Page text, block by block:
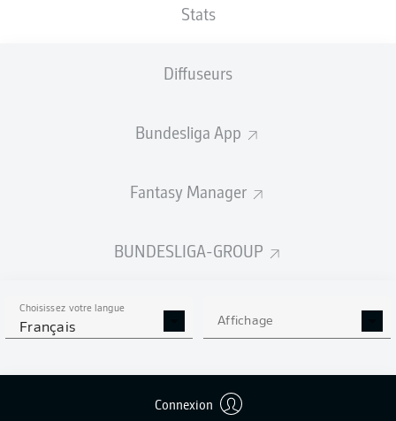
Stats
Diffuseurs
Bundesliga App
Fantasy Manager
BUNDESLIGA-GROUP
Choisissez votre langue
Français Affichage
Connexion
STATS DE LA SAISON